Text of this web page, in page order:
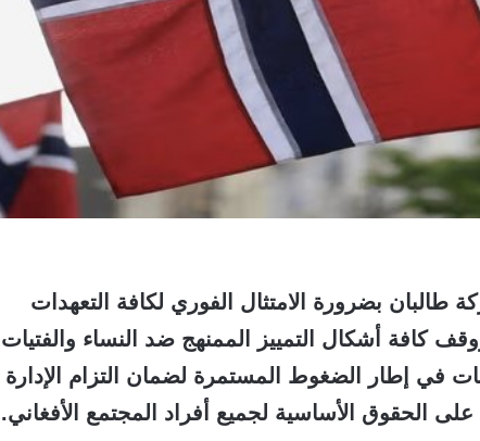
بضرورة الامتثال الفوري لكافة التعهدات
كافة أشكال التمييز الممنهج ضد النساء والفتيات
في إطار الضغوط المستمرة لضمان التزام الإدارة
على الحقوق الأساسية لجميع أفراد المجتمع الأفغاني.